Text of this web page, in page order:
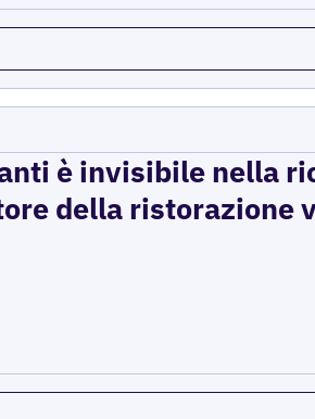
è invisibile nella
della ristorazione